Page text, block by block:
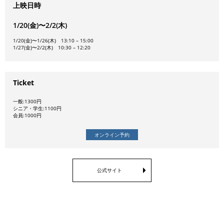
上映日時
1/20(金)〜2/2(木)
1/20(金)〜1/26(木) 13:10 – 15:00
1/27(金)〜2/2(木) 10:30 – 12:20
Ticket
一般:1300円
シニア・学生:1100円
会員:1000円
オンライン予約
公式サイト